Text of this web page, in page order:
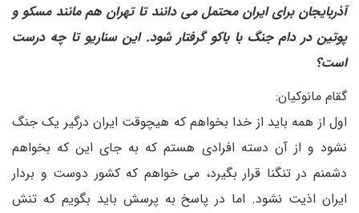
آذربایجان برای ایران محتمل می دانند تا تهران هم مانند مسکو و
پوتین در دام جنگ با باکو گرفتار شود. این سناریو تا چه درست
است؟
گقام مانوکیان:
اول از همه باید از خدا بخواهم که هیچوقت ایران درگیر یک جنگ
نشود و از آن دسته افرادی هستم که به جای این که بخواهم
دشمنم در تنگنا قرار بگیرد، می خواهم که کشور دوست و بردار
ایران اذیت نشود. اما در پاسخ به پرسش باید بگویم که تنش